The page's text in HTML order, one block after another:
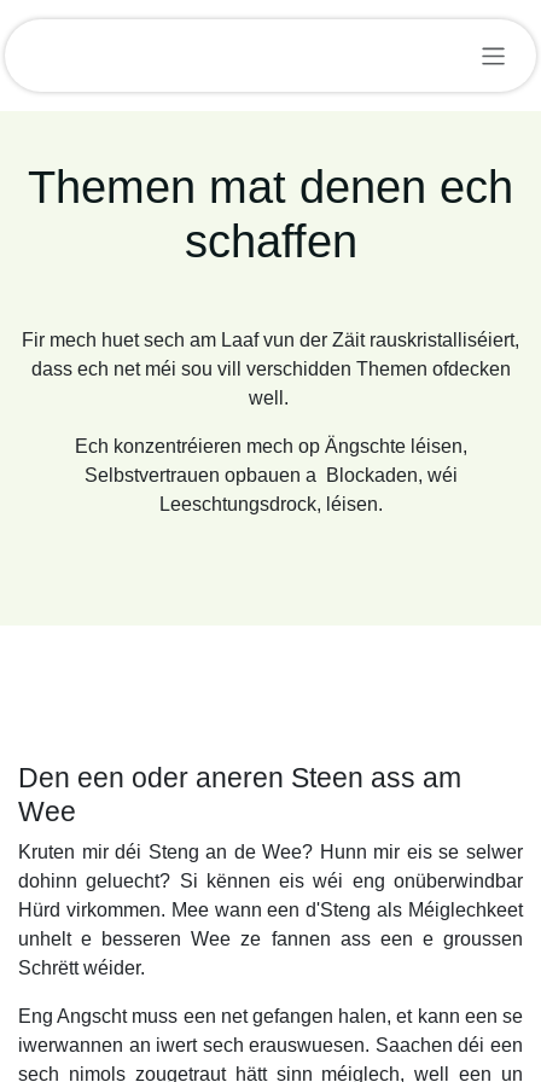
Zum Inhalt springen
Themen mat denen
ech schaffen
Fir mech huet sech am Laaf vun der Zäit
rauskristalliséiert, dass ech net méi sou vill verschidden
Themen ofdecken well.
Ech konzentréieren mech op Ängschte léisen,
Selbstvertrauen opbauen a Blockaden, wéi
Leeschtungsdrock, léisen.
Den een oder aneren Steen ass am
Wee
Kruten mir déi Steng an de Wee? Hunn mir eis se selwer
dohinn geluecht? Si kënnen eis wéi eng onüberwindbar
Hürd virkommen. Mee wann een d'Steng als
Méiglechkeet unhelt e besseren Wee ze fannen ass een
e groussen Schrëtt wéider.
Eng Angscht muss een net gefangen halen, et kann een
se iwerwannen an iwert sech erauswuesen. Saachen déi
een sech nimols zougetraut hätt sinn méiglech, well een